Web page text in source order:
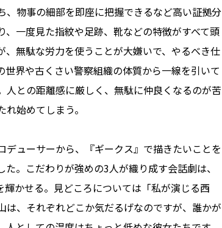
物事の細部を即座に把握できるなど高い証拠分
一度見た指紋や足跡、靴などの特徴がすべて頭
無駄な労力を使うことが大嫌いで、やるべき仕
界や古くさい警察組織の体質から一線を引いて
との距離感に厳しく、無駄に仲良くなるのが苦
始めてしまう。
ューサーから、『ギークス』で描きたいことを
。こだわりが強めの3人が織り成す会話劇は、
かせる。見どころについては「私が演じる西
は、それぞれどこか気だるげなのですが、誰かが